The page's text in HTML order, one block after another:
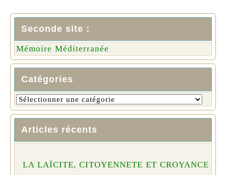
Seconde site :
Mémoire Méditerranée
Catégories
Articles récents
LA LAÏCITE, CITOYENNETE ET CROYANCE